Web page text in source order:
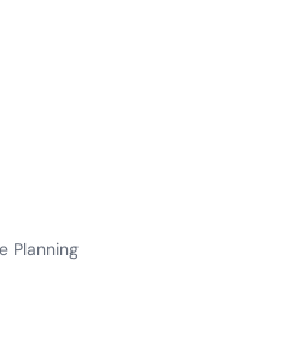
Planning